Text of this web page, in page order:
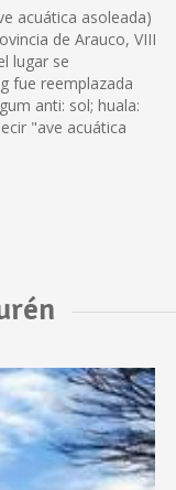
acuática asoleada)
de Arauco, VIII
lugar se
fue reemplazada
anti: sol; huala:
"ave acuática